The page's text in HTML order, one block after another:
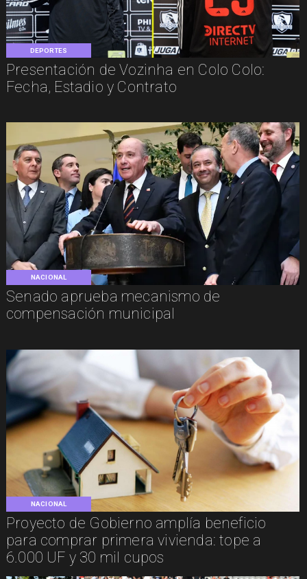
DEPORTES
Presentación de Vozinha en Colo Colo:
Fecha, Estadio y Contrato
NACIONAL
Senado aprueba mecanismo de
compensación municipal
NACIONAL
Proyecto de Gobierno amplía beneficio
para comprar primera vivienda: tope a
6.000 UF y 30 mil cupos